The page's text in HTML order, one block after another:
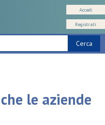
Cerca
Accedi
Registrati
le aziende